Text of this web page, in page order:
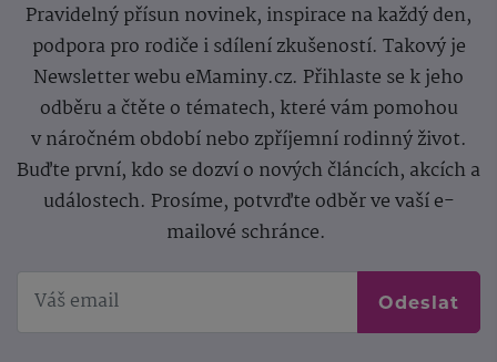
Pravidelný přísun novinek, inspirace na každý den,
podpora pro rodiče i sdílení zkušeností. Takový je
Newsletter webu eMaminy.cz. Přihlaste se k jeho
odběru a čtěte o tématech, které vám pomohou
v náročném období nebo zpříjemní rodinný život.
Buďte první, kdo se dozví o nových článcích, akcích a
událostech. Prosíme, potvrďte odběr ve vaší e-
mailové schránce.
Odeslat